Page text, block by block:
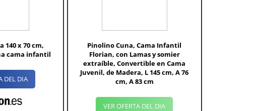
140 x 70 cm,
cama infantil
DEL DIA
Pinolino Cuna, Cama Infantil
Florian, con Lamas y somier
extraíble, Convertible en Cama
Juvenil, de Madera, L 145 cm, A 76
cm, A 83 cm
VER OFERTA DEL DIA